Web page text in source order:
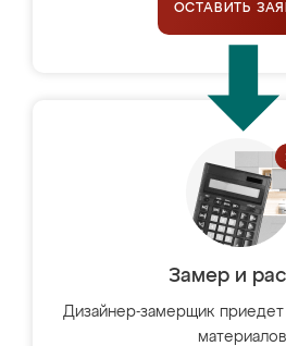
ОСТАВИТЬ
Замер и
Дизайнер-замерщик приедет